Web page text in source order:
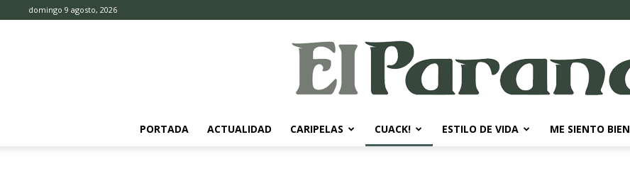
domingo 9 agosto, 2026
PORTADA ACTUALIDAD CARIPELAS CUACK! ESTILO DE VIDA ME SIENTO BIEN